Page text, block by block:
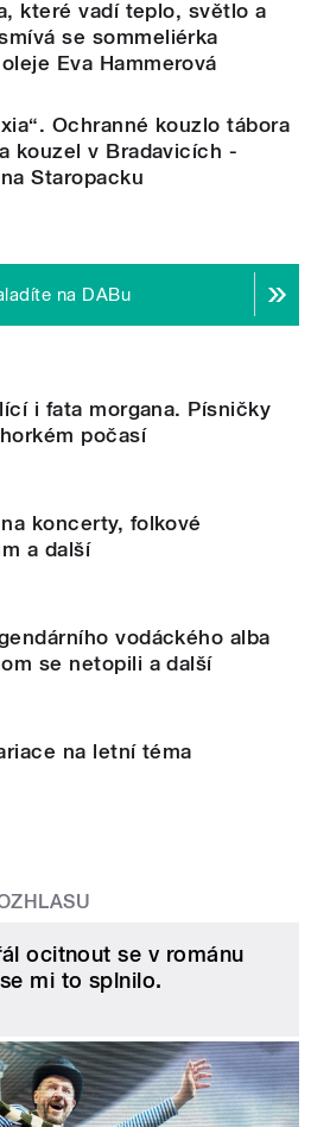
které vadí teplo, světlo a
se sommeliérka
Eva Hammerová
Ochranné kouzlo tábora
kouzel v Bradavicích -
Staropacku
na DABu
i fata morgana. Písničky
počasí
koncerty, folkové
a další
vodáckého alba
se netopili a další
na letní téma
ocitnout se v románu
mi to splnilo.